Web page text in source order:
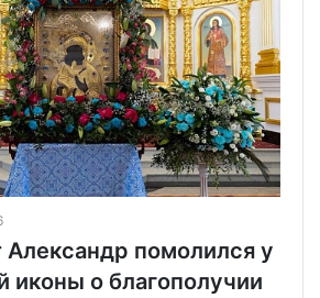
помолился у
иконы о благополучии